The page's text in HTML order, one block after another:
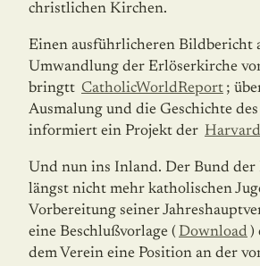
christlichen Kirchen.
Einen ausführlicheren Bildbericht
Umwandlung der Erlöserkirche
bringtt CatholicWorldReport ;
Ausmalung und die Geschichte
informiert ein Projekt der
Und nun ins Inland. Der Bund der
längst nicht mehr katholischen
Vorbereitung seiner
eine Beschlußvorlage ( Download )
dem Verein eine Position an der